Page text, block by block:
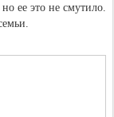
ее это не смутило.